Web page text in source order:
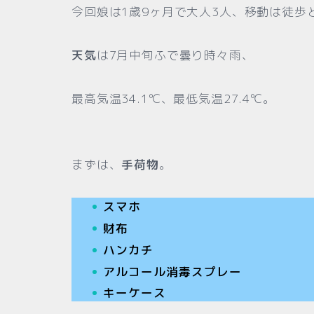
今回娘は1歳9ヶ月で大人3人、移動は徒歩
天気は7月中旬ふで曇り時々雨、
最高気温34.1℃、最低気温27.4℃。
まずは、 手荷物。
スマホ
財布
ハンカチ
アルコール消毒スプレー
キーケース